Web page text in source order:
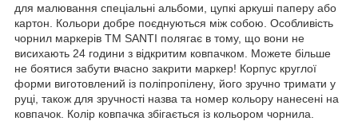
для малювання спеціальні альбоми, цупкі аркуші паперу або
картон. Кольори добре поєднуються між собою. Особливість
чорнил маркерів ТМ SANTI полягає в тому, що вони не
висихають 24 години з відкритим ковпачком. Можете більше
не боятися забути вчасно закрити маркер! Корпус круглої
форми виготовлений із поліпропілену, його зручно тримати у
руці, також для зручності назва та номер кольору нанесені на
ковпачок. Колір ковпачка збігається із кольором чорнила.